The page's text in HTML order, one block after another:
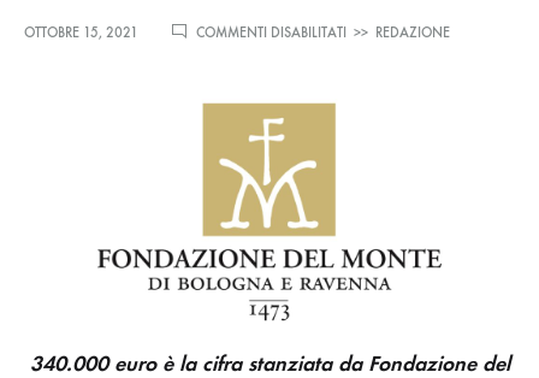
OTTOBRE 15, 2021 COMMENTI DISABILITATI
SU
RICERCA
SCIENTIFICA
>> REDAZIONE
340.000 euro è la cifra stanziata da Fondazione del